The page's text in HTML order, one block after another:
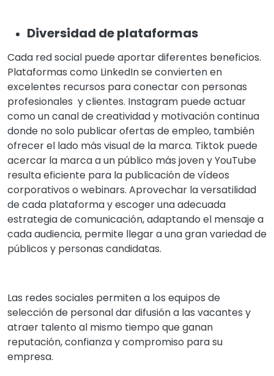
Diversidad de plataformas
Cada red social puede aportar diferentes beneficios.
Plataformas como LinkedIn se convierten en
excelentes recursos para conectar con personas
profesionales y clientes. Instagram puede actuar
como un canal de creatividad y motivación continua
donde no solo publicar ofertas de empleo, también
ofrecer el lado más visual de la marca. Tiktok puede
acercar la marca a un público más joven y YouTube
resulta eficiente para la publicación de vídeos
corporativos o webinars. Aprovechar la versatilidad
de cada plataforma y escoger una adecuada
estrategia de comunicación, adaptando el mensaje a
cada audiencia, permite llegar a una gran variedad de
públicos y personas candidatas.
Las redes sociales permiten a los equipos de
selección de personal dar difusión a las vacantes y
atraer talento al mismo tiempo que ganan
reputación, confianza y compromiso para su
empresa.